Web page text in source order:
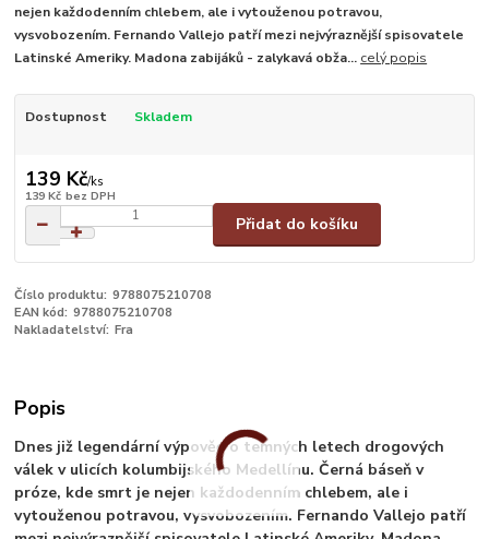
nejen každodenním chlebem, ale i vytouženou potravou,
vysvobozením. Fernando Vallejo patří mezi nejvýraznější spisovatele
Latinské Ameriky. Madona zabijáků - zalykavá obža... celý popis
Dostupnost Skladem
139 Kč/ks
139 Kč bez DPH
Přidat do košíku
Číslo produktu: 9788075210708
EAN kód: 9788075210708
Nakladatelství: Fra
Popis
Dnes již legendární výpověď o temných letech drogových
válek v ulicích kolumbijského Medellínu. Černá báseň v
próze, kde smrt je nejen každodenním chlebem, ale i
vytouženou potravou, vysvobozením. Fernando Vallejo patří